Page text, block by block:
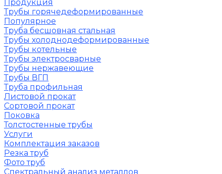
Продукция
Трубы горячедеформированные
Популярное
Труба бесшовная стальная
Трубы холоднодеформированные
Трубы котельные
Трубы электросварные
Трубы нержавеющие
Трубы ВГП
Труба профильная
Листовой прокат
Сортовой прокат
Поковка
Толстостенные трубы
Услуги
Комплектация заказов
Резка труб
Фото труб
Спектральный анализ металлов